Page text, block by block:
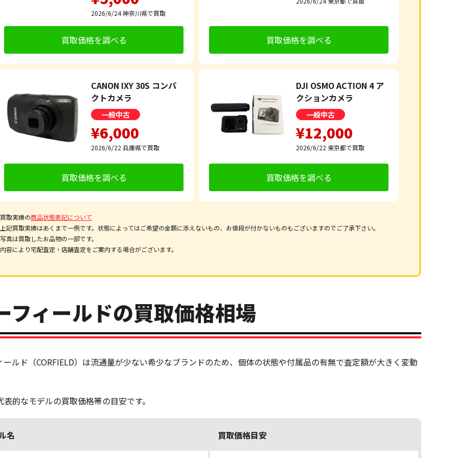
2026/6/24神奈川県で買取
買取価格を調べる 買取価格を調べる
CANON IXY 30S コンパ
クトカメラ
一般中古
¥6,000
2026/6/22 兵庫県で買取
買取価格を調べる
DJI OSMO ACTION 4 ア
クションカメラ
一般中古
¥12,000
2026/6/22 東京都で買取
買取価格を調べる
取実績の商品状態表記について
記買取実績はあくまで一例です。状態によってはご希望の金額に添えないもの、お値段が付かないものもございますのでご了承下さい。
真は買取したお品物の一部です。
容により宅配査定・店舗査定をご案内する場合がございます。
フィールドの買取価格相場
ールド（CORFIELD）は流通量が少ない希少なブランドのため、個体の状態や付属品の有無で査定額が大きく変動
表的なモデルの買取価格帯の目安です。
名 買取価格目安